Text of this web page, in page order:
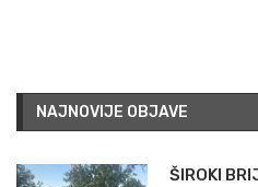
NAJNOVIJE OBJAVE
ŠIROKI